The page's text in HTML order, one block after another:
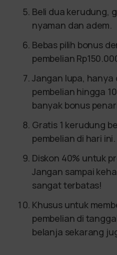
Beli dua kerudung,
nyaman dan adem.
Bebas pilih bonus
pembelian
Jangan lupa, hanya
pembelian hingga
banyak bonus
Gratis 1 kerudung
pembelian di hari ini.
Diskon 40% untuk
Jangan sampai
sangat terbatas!
Khusus untuk
pembelian di
belanja sekarang